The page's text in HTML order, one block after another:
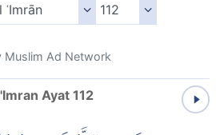
Muslim Ad Network
Ayat 112